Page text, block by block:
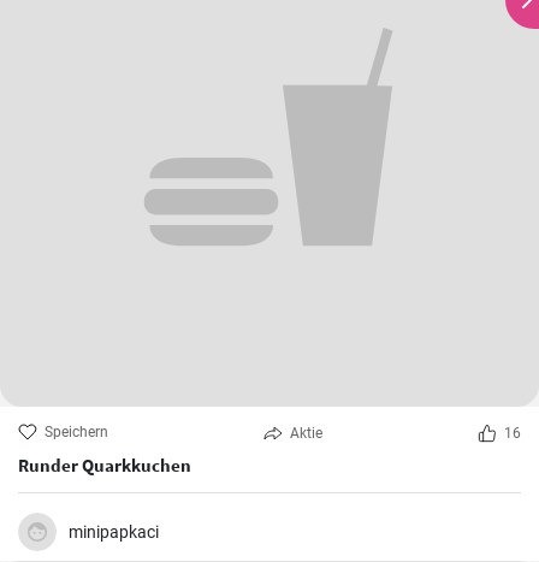
Speichern Aktie 16
Runder Quarkkuchen
minipapkaci